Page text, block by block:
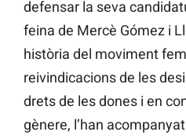
defensar la seva
feina de Mercè Gómez i
història del moviment
reivindicacions de les
drets de les dones i en
gènere, l’han